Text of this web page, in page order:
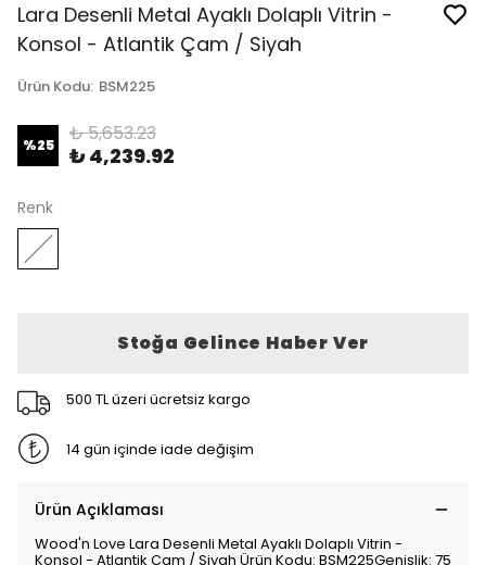
Lara Desenli Metal Ayaklı Dolaplı Vitrin -
Konsol - Atlantik Çam / Siyah
Ürün Kodu: BSM225
%25 ₺ 5,653.23
₺ 4,239.92
Renk
Stoğa Gelince Haber Ver
500 TL üzeri ücretsiz kargo
14 gün içinde iade değişim
Ürün Açıklaması
Wood'n Love Lara Desenli Metal Ayaklı Dolaplı Vitrin -
Konsol - Atlantik Çam / Siyah Ürün Kodu: BSM225Genişlik: 75